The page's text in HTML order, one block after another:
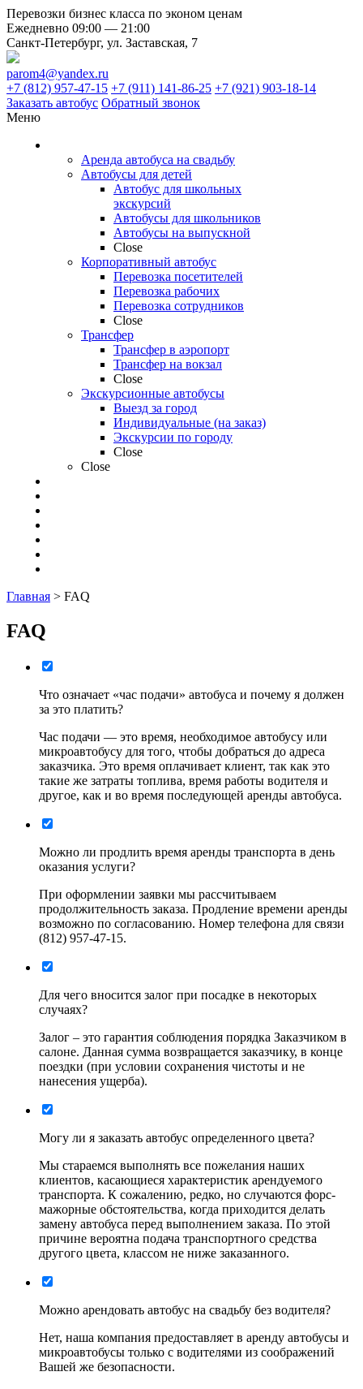
Перевозки бизнес класса по эконом ценам
Ежедневно 09:00 — 21:00
Санкт-Петербург, ул. Заставская, 7
parom4@yandex.ru
+7 (812) 957-47-15 +7 (911) 141-86-25 +7 (921) 903-18-14
Заказать автобус Обратный звонок
Меню
Аренда автобуса на свадьбу
Автобусы для детей
Автобус для школьных
экскурсий
Автобусы для школьников
Автобусы на выпускной
Close
Корпоративный автобус
Перевозка посетителей
Перевозка рабочих
Перевозка сотрудников
Close
Трансфер
Трансфер в аэропорт
Трансфер на вокзал
Close
Экскурсионные автобусы
Выезд за город
Индивидуальные (на заказ)
Экскурсии по городу
Close
Close
Главная > FAQ
FAQ
Что означает «час подачи» автобуса и почему я должен
за это платить?
Час подачи ― это время, необходимое автобусу или
микроавтобусу для того, чтобы добраться до адреса
заказчика. Это время оплачивает клиент, так как это
такие же затраты топлива, время работы водителя и
другое, как и во время последующей аренды автобуса.
Можно ли продлить время аренды транспорта в день
оказания услуги?
При оформлении заявки мы рассчитываем
продолжительность заказа. Продление времени аренды
возможно по согласованию. Номер телефона для связи
(812) 957-47-15.
Для чего вносится залог при посадке в некоторых
случаях?
Залог – это гарантия соблюдения порядка Заказчиком в
салоне. Данная сумма возвращается заказчику, в конце
поездки (при условии сохранения чистоты и не
нанесения ущерба).
Могу ли я заказать автобус определенного цвета?
Мы стараемся выполнять все пожелания наших
клиентов, касающиеся характеристик арендуемого
транспорта. К сожалению, редко, но случаются форс-
мажорные обстоятельства, когда приходится делать
замену автобуса перед выполнением заказа. По этой
причине вероятна подача транспортного средства
другого цвета, классом не ниже заказанного.
Можно арендовать автобус на свадьбу без водителя?
Нет, наша компания предоставляет в аренду автобусы и
микроавтобусы только с водителями из соображений
Вашей же безопасности.